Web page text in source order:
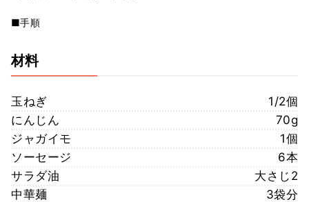
■手順
材料
玉ねぎ
1/2個
にんじん
70g
ジャガイモ
1個
ソーセージ
6本
サラダ油
大さじ2
中華麺
3袋分